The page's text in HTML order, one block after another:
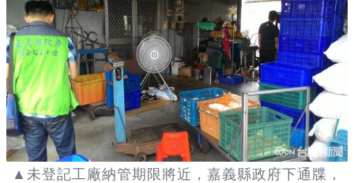
▲未登記工廠納管期限將近，嘉義縣政府下通牒，